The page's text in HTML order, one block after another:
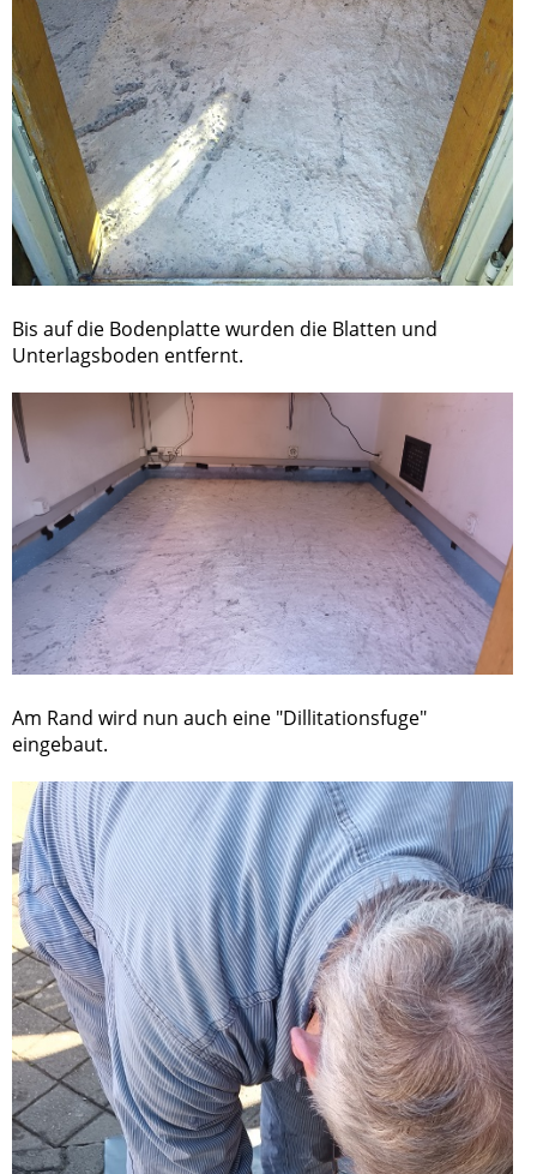
Bis auf die Bodenplatte wurden die Blatten und
Unterlagsboden entfernt.
Am Rand wird nun auch eine "Dillitationsfuge"
eingebaut.